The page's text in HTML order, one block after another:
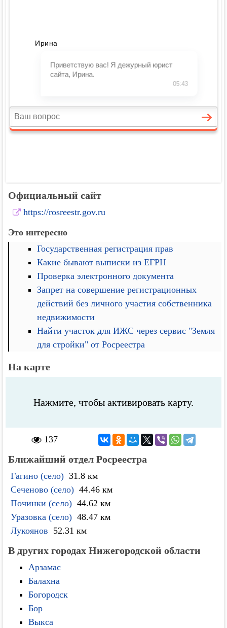
Официальный сайт
https://rosreestr.gov.ru
Это интересно
Государственная регистрация прав
Какие бывают выписки из ЕГРН
Проверка электронного документа
Запрет на совершение регистрационных
действий без личного участия собственника
недвижимости
Найти участок для ИЖС через сервис "Земля
для стройки" от Росреестра
На карте
Нажмите, чтобы активировать карту.
137
Ближайший отдел Росреестра
Гагино (село) 31.8 км
Сеченово (село) 44.46 км
Починки (село) 44.62 км
Уразовка (село) 48.47 км
Лукоянов 52.31 км
В других городах Нижегородской области
Арзамас
Балахна
Богородск
Бор
Выкса